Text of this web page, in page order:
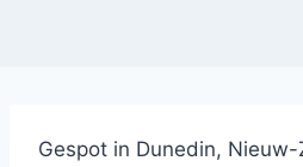
Gespot in Dunedin,